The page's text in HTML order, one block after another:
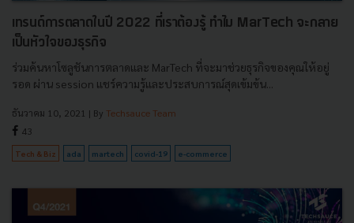
เทรนด์การตลาดในปี 2022 ที่เราต้องรู้ ทำไม MarTech จะกลาย
เป็นหัวใจของธุรกิจ
ร่วมค้นหาโซลูชันการตลาดและ MarTech ที่จะมาช่วยธุรกิจของคุณให้อยู่
รอด ผ่าน session แชร์ความรู้และประสบการณ์สุดเข้มข้น...
ธันวาคม 10, 2021 | By Techsauce Team
43
Tech & Biz ada martech covid-19 e-commerce